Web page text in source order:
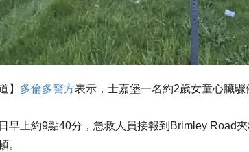
】 多倫多警方表示，士嘉堡一名約2歲女童心臟驟
早上約9點40分，急救人員接報到Brimley Road
。